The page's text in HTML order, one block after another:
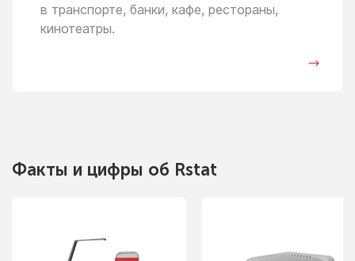
в транспорте, банки, кафе, рестораны,
кинотеатры.
Факты и цифры об Rstat